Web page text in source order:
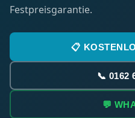
Festpreisgarantie.
📋
📞 0162
💬